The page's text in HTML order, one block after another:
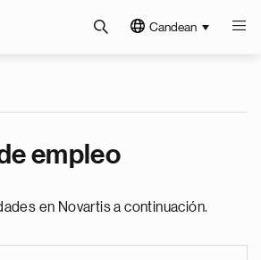
Candean
empleo
en Novartis a continuación.